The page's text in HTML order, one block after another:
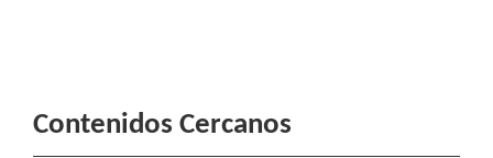
Contenidos Cercanos